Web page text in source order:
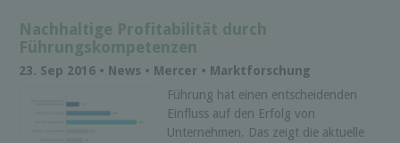
Nachhaltige Profitabilität durch
Führungskompetenzen
23. Sep 2016 • News • Mercer • Marktforschung
Führung hat einen entscheidenden
Einfluss auf den Erfolg von
Unternehmen. Das zeigt die aktuelle